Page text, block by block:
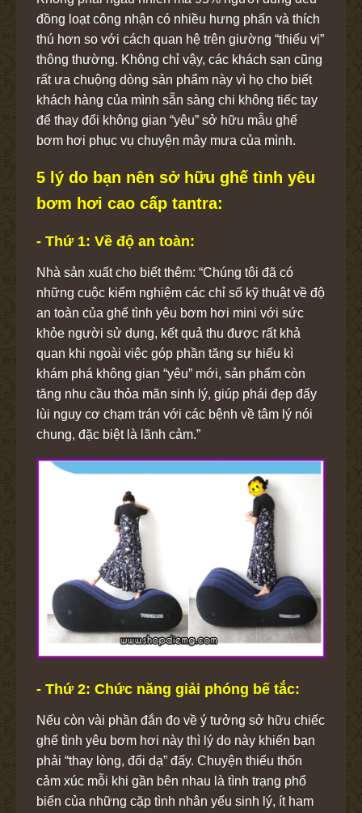
đồng loạt công nhận có nhiều hưng phấn và thích
thú hơn so với cách quan hệ trên giường “thiếu vị”
thông thường. Không chỉ vậy, các khách sạn cũng
rất ưa chuộng dòng sản phẩm này vì họ cho biết
khách hàng của mình sẵn sàng chi không tiếc tay
để thay đổi không gian “yêu” sở hữu mẫu ghế
bơm hơi phục vụ chuyện mây mưa của mình.
5 lý do bạn nên sở hữu ghế tình yêu
bơm hơi cao cấp tantra:
- Thứ 1: Về độ an toàn:
Nhà sản xuất cho biết thêm: “Chúng tôi đã có
những cuộc kiểm nghiệm các chỉ số kỹ thuật về độ
an toàn của ghế tình yêu bơm hơi mini với sức
khỏe người sử dụng, kết quả thu được rất khả
quan khi ngoài việc góp phần tăng sự hiếu kì
khám phá không gian “yêu” mới, sản phẩm còn
tăng nhu cầu thỏa mãn sinh lý, giúp phái đẹp đẩy
lùi nguy cơ chạm trán với các bệnh về tâm lý nói
chung, đặc biệt là lãnh cảm.”
- Thứ 2: Chức năng giải phóng bế tắc:
Nếu còn vài phần đắn đo về ý tưởng sở hữu chiếc
ghế tình yêu bơm hơi này thì lý do này khiến bạn
phải “thay lòng, đổi dạ” đấy. Chuyện thiếu thốn
cảm xúc mỗi khi gần bên nhau là tình trạng phổ
biến của những cặp tình nhân yếu sinh lý, ít ham